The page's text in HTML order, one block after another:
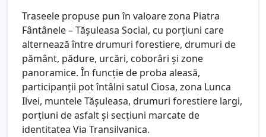
Traseele propuse pun în valoare zona Piatra
Fântânele – Tășuleasa Social, cu porțiuni care
alternează între drumuri forestiere, drumuri de
pământ, pădure, urcări, coborâri și zone
panoramice. În funcție de proba aleasă,
participanții pot întâlni satul Ciosa, zona Lunca
Ilvei, muntele Tășuleasa, drumuri forestiere largi,
porțiuni de asfalt și secțiuni marcate de
identitatea Via Transilvanica.